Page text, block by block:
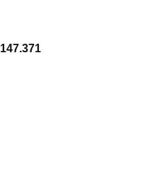
147.371